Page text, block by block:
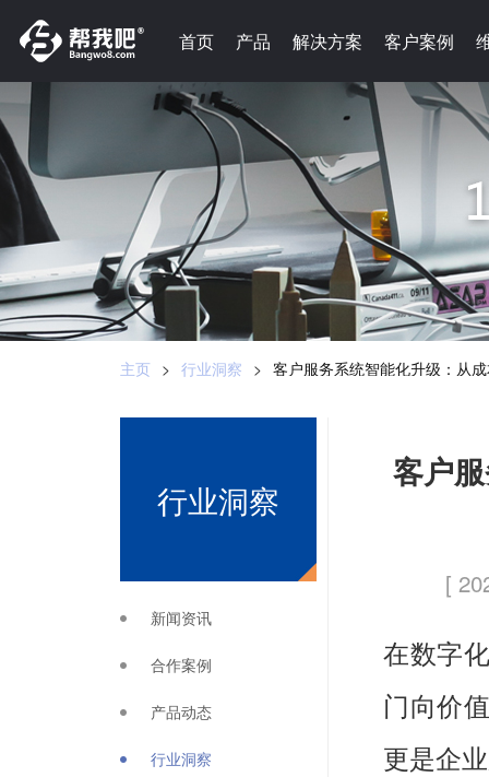
首页 产品 解决方案 客户案例
首页 产品 解决方案 客户案例
主页 > 行业洞察 > 客户服务系统智能化升级：从
行业洞察
新闻资讯
合作案例
产品动态
行业洞察
客户
[
在数字
门向价
更是企